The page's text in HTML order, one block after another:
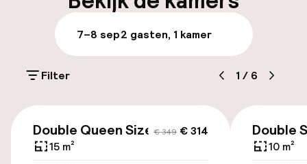
Meertalige medewerkers
Bagageruimte
Parkeergelegenheid op eigen terrein
(buiten)
7–8 sep2 gasten, 1 kamer
Filter 1 / 6
€ 349 € 314
Double Queen Size Bed
15 m²
Double
10 m²